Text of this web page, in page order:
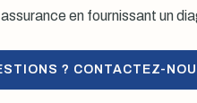
en fournissant un
? CONTACTEZ-